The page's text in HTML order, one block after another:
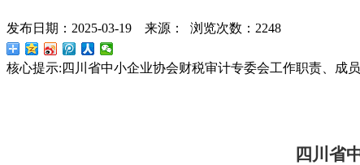
发布日期：2025-03-19 来源： 浏览次数：2248
核心提示: 四川省中小企业协会财税审计专委会工作职责、成
四川省